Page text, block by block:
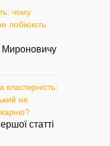
чому
лобіюють
Мироновичу
кластерність:
не
статті